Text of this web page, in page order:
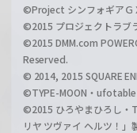
©Project シンフォギアＧ
©2015 プロジェクトラブ
©2015 DMM.com
Reserved.
© 2014, 2015 SQUARE
©TYPE-MOON・ufotable
©2015 ひろやまひろし・
リヤ ツヴァイ ヘルツ！」